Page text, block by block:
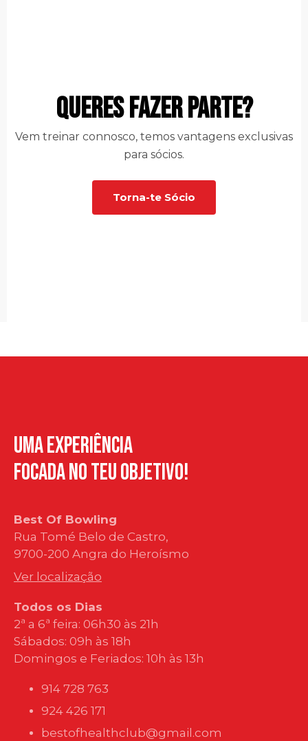
QUERES FAZER PARTE?
Vem treinar connosco, temos vantagens exclusivas
para sócios.
Torna-te Sócio
Uma Experiência
Focada no teu objetivo!
Best Of Bowling
Rua Tomé Belo de Castro,
9700-200 Angra do Heroísmo
Ver localização
Todos os Dias
2ª a 6ª feira: 06h30 às 21h
Sábados: 09h às 18h
Domingos e Feriados: 10h às 13h
914 728 763
924 426 171
bestofhealthclub@gmail.com